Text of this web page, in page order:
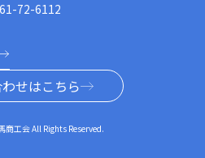
72-6112
せはこちら
工会 All Rights Reserved.